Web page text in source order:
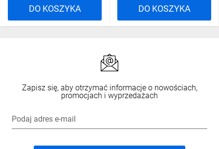
DO KOSZYKA DO KOSZYKA
Zapisz się, aby otrzymać informacje o nowościach,
promocjach i wyprzedażach
Podaj adres e-mail